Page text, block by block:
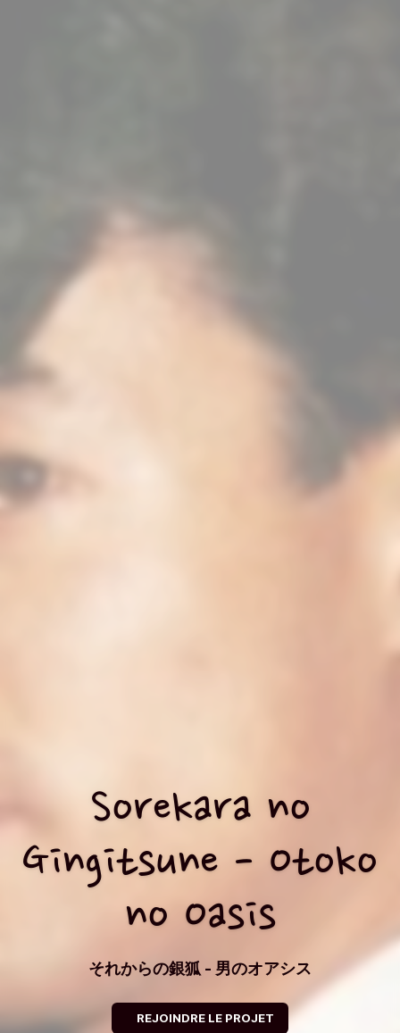
Sorekara no
Gingitsune - Otoko
no Oasis
それからの銀狐 - 男のオアシス
REJOINDRE LE PROJET